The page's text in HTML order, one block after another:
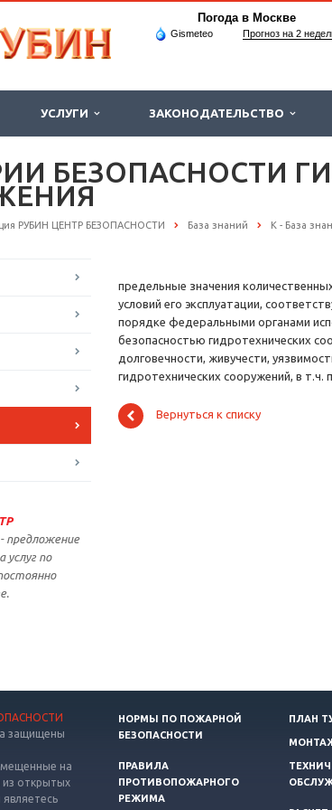
Погода в Москве
Gismeteo Прогноз на 2
УСЛУГИ ЗАКОНОДАТЕЛЬСТВО
БЕЗОПАСНОСТИ
РУБИН ЦЕНТР БЕЗОПАСНОСТИ База знаний К - База
- предложение
услуг по
предельные значения
условий его эксплуатации,
порядке федеральными органами
безопасностью гидротехнических
долговечности, живучести,
гидротехнических сооружений, в т.ч.
Вернуться к списку
защищены
на
из открытых
НОРМЫ ПО ПОЖАРНОЙ
БЕЗОПАСНОСТИ
ПЛАН
ПРАВИЛА
ПРОТИВОПОЖАРНОГО
РЕЖИМА